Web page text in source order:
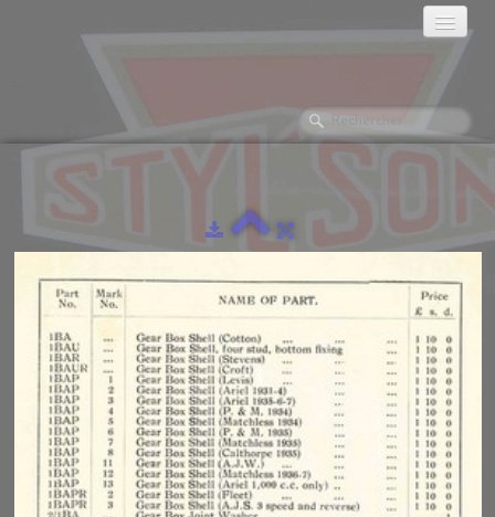
HISTORIQUE
LES MOTOS
LA RÉCLAME
LES MONTES.
DOCUMENTATION
L'ATELIER ▼